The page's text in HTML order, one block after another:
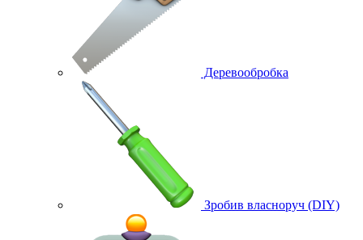
Деревообробка
Зробив власноруч (DIY)